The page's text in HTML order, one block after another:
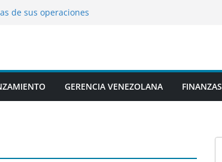
de sus operaciones
a la Isla de MargaritaGERENCIA VENEZOLANA FINANZAS